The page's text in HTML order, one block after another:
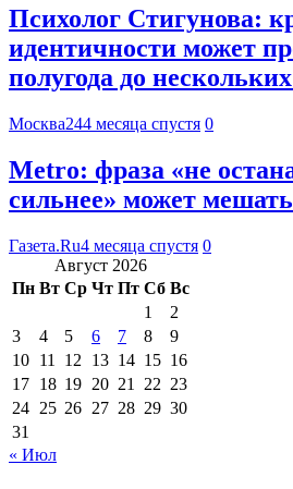
Психолог Стигунова:
идентичности может
полугода до
Москва244 месяца спустя 0
Metro: фраза «не
сильнее» может
Газета.Ru4 месяца спустя 0
Август 2026
Пн Вт Ср Чт Пт Сб Вс
1
2
3
4 5 6 7 8
9
10 11 12 13 14 15 16
17 18 19 20 21 22 23
24 25 26 27 28 29 30
31
« Июл